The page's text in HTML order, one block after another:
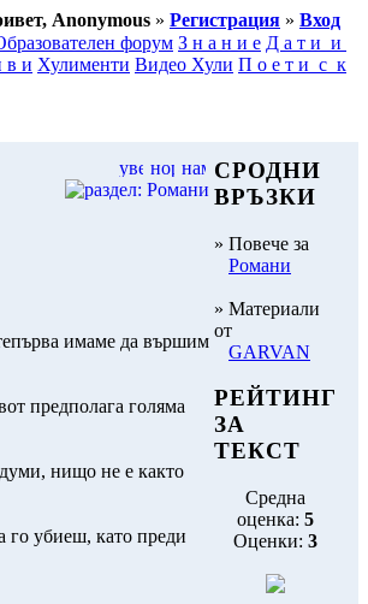
Anonymous » Регистрация » Вход
форум З н а н и е Д а т и и
в и Хулименти Видео Хули П о е т и с к
имаме да вършим
предполага голяма
нищо не е както
го убиеш, като преди
СРОДНИ
ВРЪЗКИ
» Повече за
Романи
» Материали
от
GARVAN
РЕЙТИНГ
ЗА
ТЕКСТ
Средна
оценка: 5
Оценки: 3